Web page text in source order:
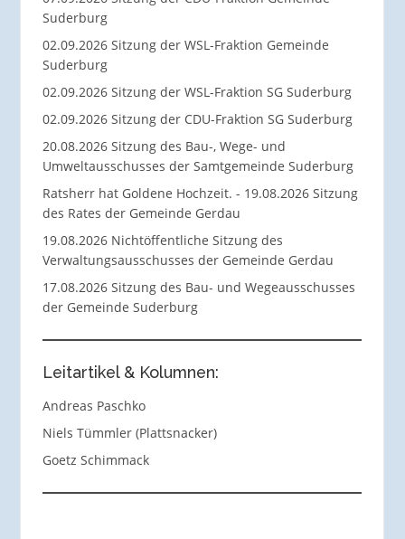
Suderburg
02.09.2026 Sitzung der WSL-Fraktion Gemeinde
Suderburg
02.09.2026 Sitzung der WSL-Fraktion SG Suderburg
02.09.2026 Sitzung der CDU-Fraktion SG Suderburg
20.08.2026 Sitzung des Bau-, Wege- und
Umweltausschusses der Samtgemeinde Suderburg
Ratsherr hat Goldene Hochzeit. - 19.08.2026 Sitzung
des Rates der Gemeinde Gerdau
19.08.2026 Nichtöffentliche Sitzung des
Verwaltungsausschusses der Gemeinde Gerdau
17.08.2026 Sitzung des Bau- und Wegeausschusses
der Gemeinde Suderburg
Leitartikel & Kolumnen:
Andreas Paschko
Niels Tümmler (Plattsnacker)
Goetz Schimmack